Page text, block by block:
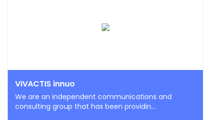
VIVACTIS innuo
We are an independent communications and
consulting group that has been providin...